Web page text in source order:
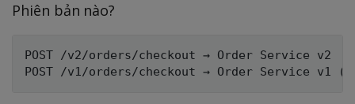
Phiên bản nào?
POST /v2/orders/checkout → Order Service v2